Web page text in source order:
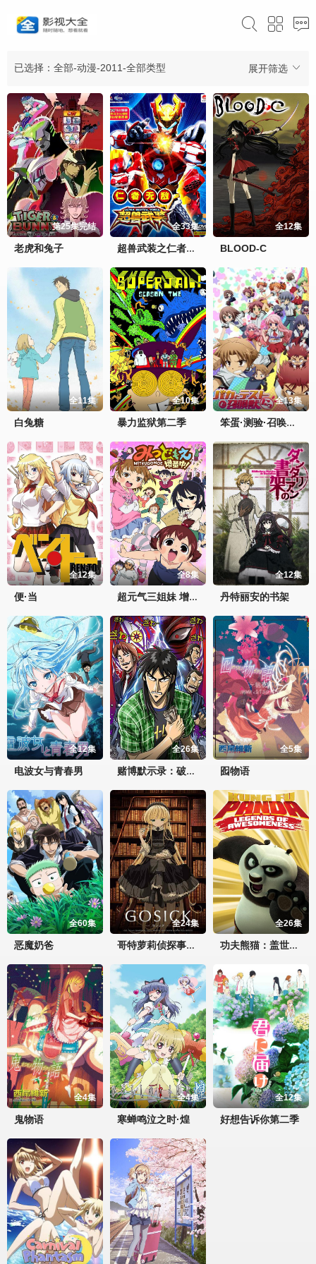
展开筛选
已选择：全部-动漫-2011-全部类型
第25集完结
老虎和兔子
全33集
超兽武装之仁者无敌
全12集
BLOOD-C
全11集
白兔糖
全10集
暴力监狱第二季
全13集
笨蛋·测验·召唤兽 续篇
全12集
便·当
全8集
超元气三姐妹 增量中！
全12集
丹特丽安的书架
全12集
电波女与青春男
全26集
赌博默示录：破戒录篇
全5集
囮物语
全60集
恶魔奶爸
全24集
哥特萝莉侦探事件簿
全26集
功夫熊猫：盖世传奇第一季
全4集
鬼物语
全4集
寒蝉鸣泣之时·煌
全12集
好想告诉你第二季